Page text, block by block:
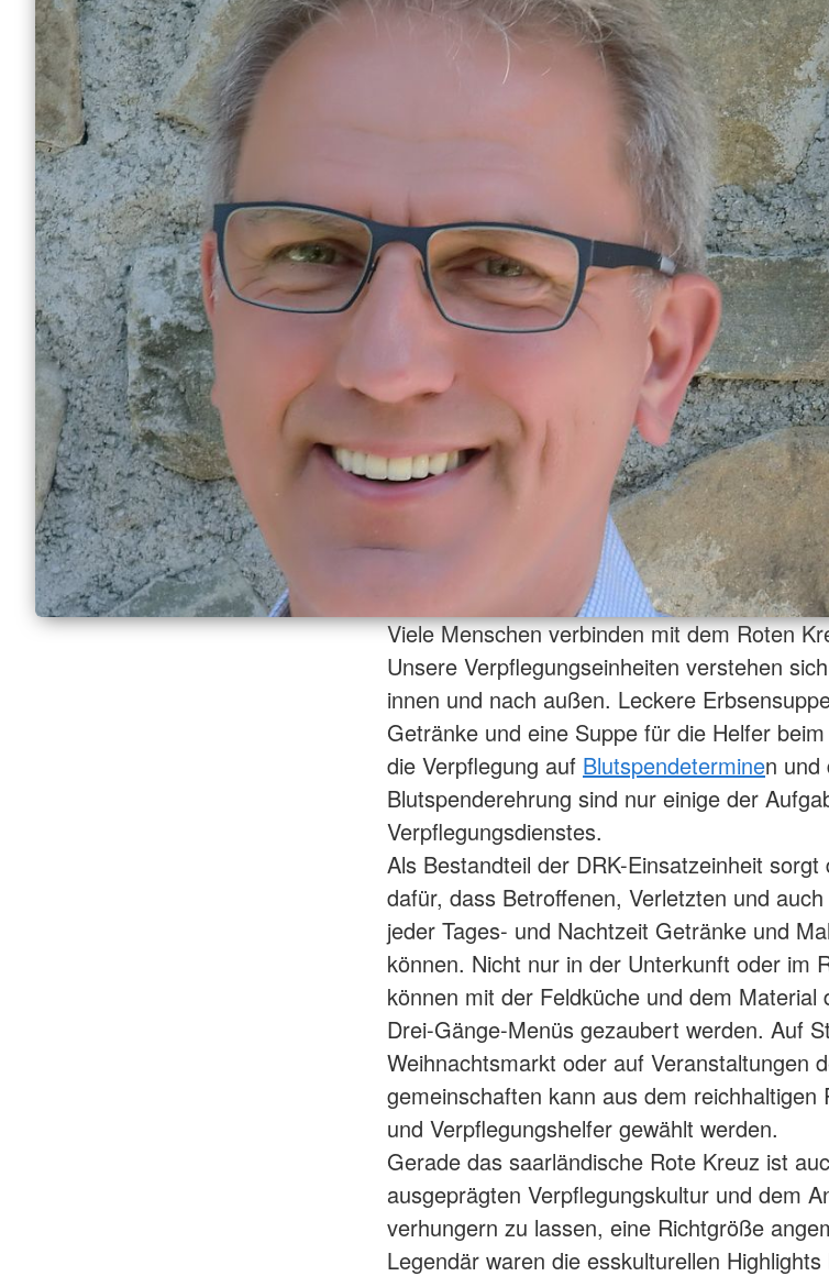
Viele Menschen verbinden mit dem Roten
Unsere Verpflegungseinheiten verstehen
innen und nach außen. Leckere
Getränke und eine Suppe für die Helfer
die Verpflegung auf Blutspendeterminen und
Blutspenderehrung sind nur einige der
Verpflegungsdienstes.
Als Bestandteil der DRK-Einsatzeinheit
dafür, dass Betroffenen, Verletzten und
jeder Tages- und Nachtzeit Getränke und
können. Nicht nur in der Unterkunft oder im
können mit der Feldküche und dem Material
Drei-Gänge-Menüs gezaubert werden. Auf
Weihnachtsmarkt oder auf Veranstaltungen
gemeinschaften kann aus dem
und Verpflegungshelfer gewählt werden.
Gerade das saarländische Rote Kreuz ist
ausgeprägten Verpflegungskultur und dem
verhungern zu lassen, eine Richtgröße
Legendär waren die esskulturellen